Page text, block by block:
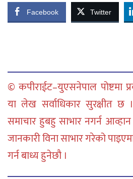
Facebook Twitter
© कपीराईट–युएसनेपाल पोष्टमा
या लेख सर्वाधिकार सुरक्षीत छ
समाचार हुबहु साभार नगर्न
जानकारी विना साभार गरेको
गर्न बाध्य हुनेछौ ।